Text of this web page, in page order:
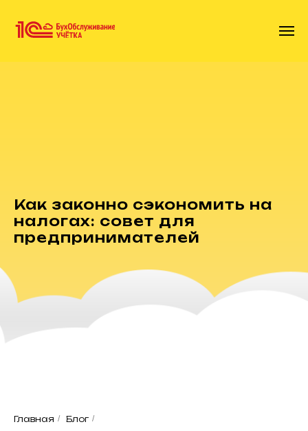
Как законно сэкономить на
налогах: совет для
предпринимателей
Главная / Блог /